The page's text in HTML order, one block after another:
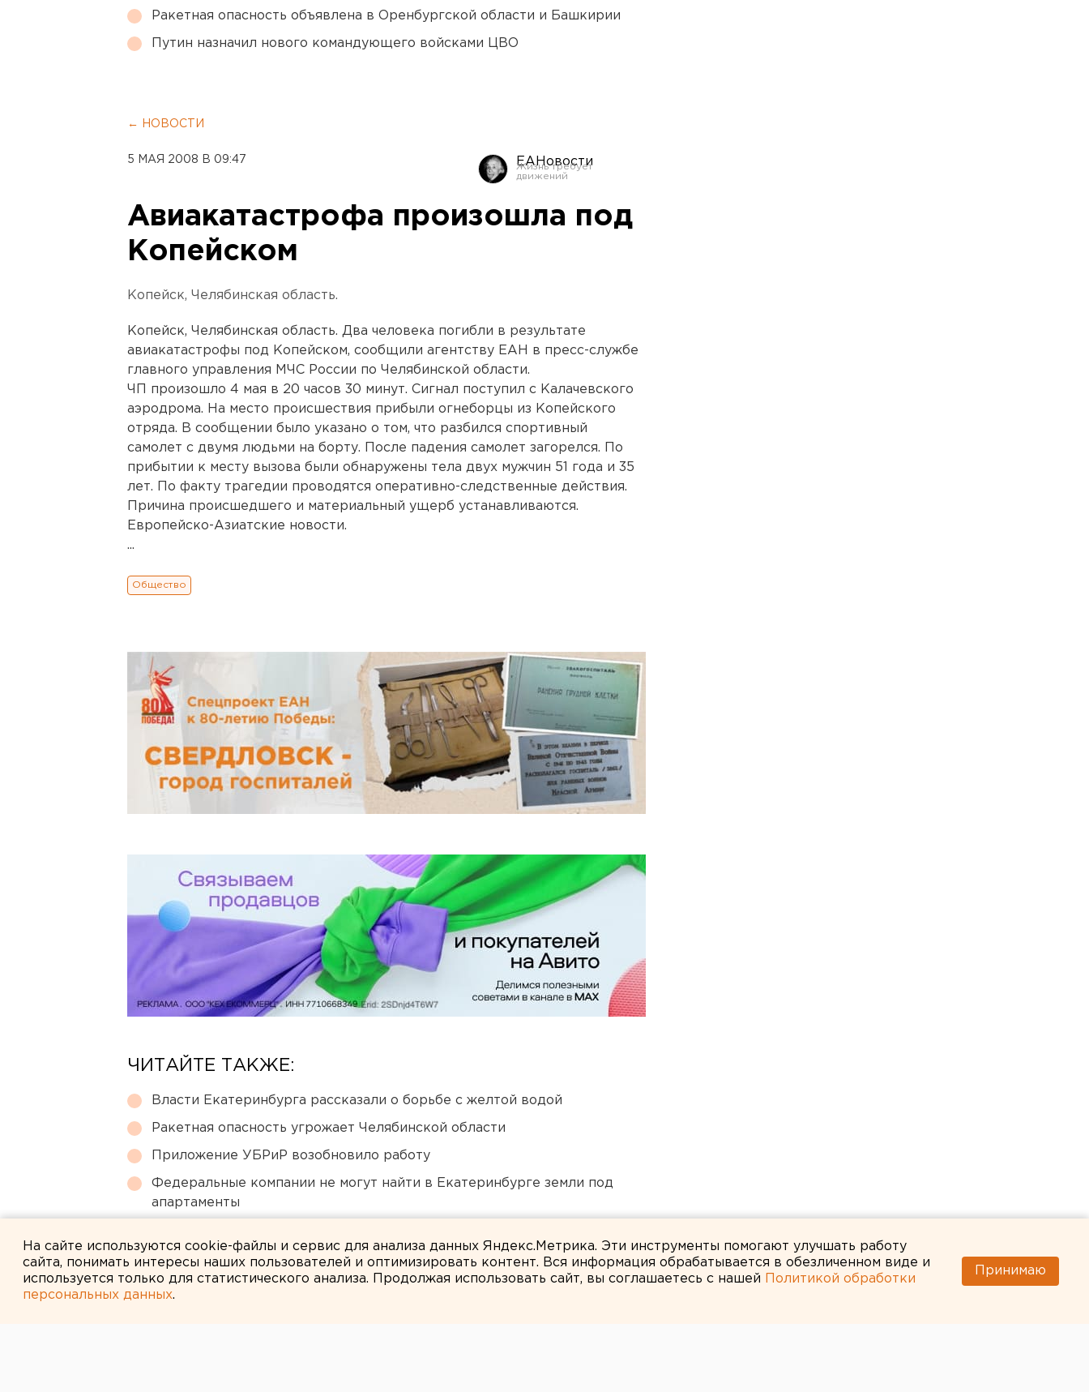
Ракетная опасность объявлена в Оренбургской области и Башкирии
Путин назначил нового командующего войсками ЦВО
← НОВОСТИ
5 МАЯ 2008 В 09:47 ЕАНовости
Авиакатастрофа произошла под
Копейском
Копейск, Челябинская область.
Копейск, Челябинская область. Два человека погибли в результате
авиакатастрофы под Копейском, сообщили агентству ЕАН в пресс-службе
главного управления МЧС России по Челябинской области.
ЧП произошло 4 мая в 20 часов 30 минут. Сигнал поступил с Калачевского
аэродрома. На место происшествия прибыли огнеборцы из Копейского
отряда. В сообщении было указано о том, что разбился спортивный
самолет с двумя людьми на борту. После падения самолет загорелся. По
прибытии к месту вызова были обнаружены тела двух мужчин 51 года и 35
лет. По факту трагедии проводятся оперативно-следственные действия.
Причина происшедшего и материальный ущерб устанавливаются.
Европейско-Азиатские новости.
...
Общество
ЧИТАЙТЕ ТАКЖЕ:
Власти Екатеринбурга рассказали о борьбе с желтой водой
Ракетная опасность угрожает Челябинской области
Приложение УБРиР возобновило работу
Федеральные компании не могут найти в Екатеринбурге земли под
апартаменты
На сайте используются cookie-файлы и сервис для анализа данных Яндекс.Метрика. Эти инструменты помогают улучшать работу
сайта, понимать интересы наших пользователей и оптимизировать контент. Вся информация обрабатывается в обезличенном виде и
используется только для статистического анализа. Продолжая использовать сайт, вы соглашаетесь с нашей
Политикой обработки
персональных данных.
Принимаю